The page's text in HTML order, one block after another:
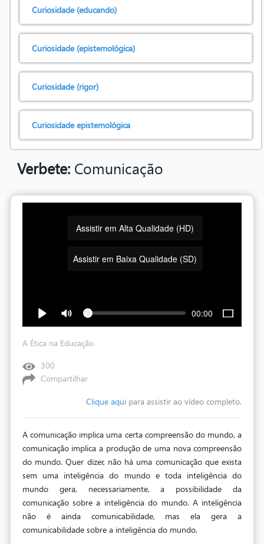
Curiosidade (educando)
Curiosidade (epistemológica)
Curiosidade (rigor)
Curiosidade epistemológica
Verbete:Comunicação
Assistir em Alta Qualidade (HD)
Assistir em Baixa Qualidade (SD)
00:00
A Ética na Educação
300
Compartilhar
Clique aqui para assistir ao vídeo completo.
A comunicação implica uma certa compreensão do mundo, a
comunicação implica a produção de uma nova compreensão
do mundo. Quer dizer, não há uma comunicação que exista
sem uma inteligência do mundo e toda inteligência do
mundo gera, necessariamente, a possibilidade da
comunicação sobre a inteligência do mundo. A inteligência
não é ainda comunicabilidade, mas ela gera a
comunicabilidade sobre a inteligência do mundo.